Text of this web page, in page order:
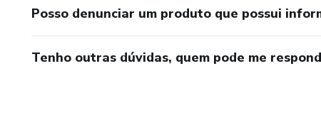
Posso denunciar um produto que possui
Tenho outras dúvidas, quem pode me